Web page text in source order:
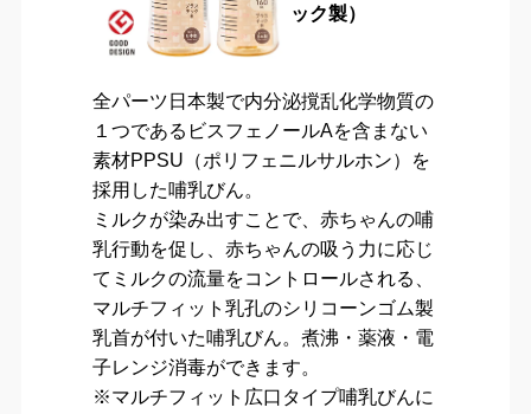
ック製）
全パーツ日本製で内分泌撹乱化学物質の
１つであるビスフェノールAを含まない
素材PPSU（ポリフェニルサルホン）を
採用した哺乳びん。
ミルクが染み出すことで、赤ちゃんの哺
乳行動を促し、赤ちゃんの吸う力に応じ
てミルクの流量をコントロールされる、
マルチフィット乳孔のシリコーンゴム製
乳首が付いた哺乳びん。煮沸・薬液・電
子レンジ消毒ができます。
※マルチフィット広口タイプ哺乳びんに